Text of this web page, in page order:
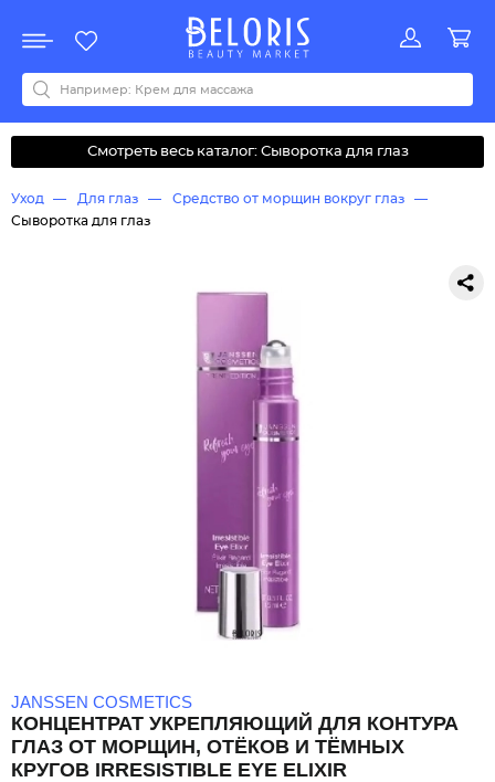
Акции
Все бренды
0-9ABCDEFGHIJKLMNOPQRSTUVWYZАБВДЗИМОКЛНПРСТУФ
Смотреть весь каталог: Сыворотка для глаз
Уход Для глаз
Средство от морщин вокруг глаз
Сыворотка для глаз
JANSSEN COSMETICS
КОНЦЕНТРАТ УКРЕПЛЯЮЩИЙ ДЛЯ КОНТУРА
ГЛАЗ ОТ МОРЩИН, ОТЁКОВ И ТЁМНЫХ
КРУГОВ IRRESISTIBLE EYE ELIXIR